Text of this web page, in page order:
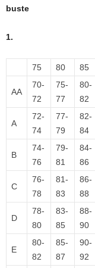
buste
1.
75 80 85
AA
70-
72
75-
77
80-
82
A
72-
74
77-
79
82-
84
B
74-
76
79-
81
84-
86
C
76-
78
81-
83
86-
88
D
78-
80
83-
85
88-
90
E
80-
82
85-
87
90-
92